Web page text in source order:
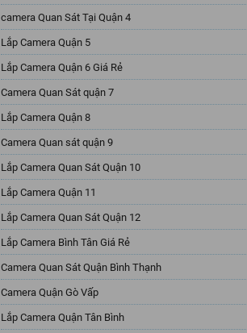
camera Quan Sát Tại Quận 4
Lắp Camera Quận 5
Lắp Camera Quận 6 Giá Rẻ
Camera Quan Sát quận 7
Lắp Camera Quận 8
Camera Quan sát quận 9
Lắp Camera Quan Sát Quận 10
Lắp Camera Quận 11
Lắp Camera Quan Sát Quận 12
Lắp Camera Bình Tân Giá Rẻ
Camera Quan Sát Quận Bình Thạnh
Camera Quận Gò Vấp
Lắp Camera Quận Tân Bình